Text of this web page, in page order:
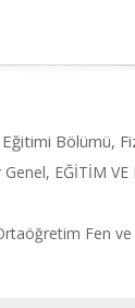
Bölümü,
EĞİTİM VE
Fen